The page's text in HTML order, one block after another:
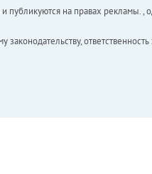
на правах рекламы. ,